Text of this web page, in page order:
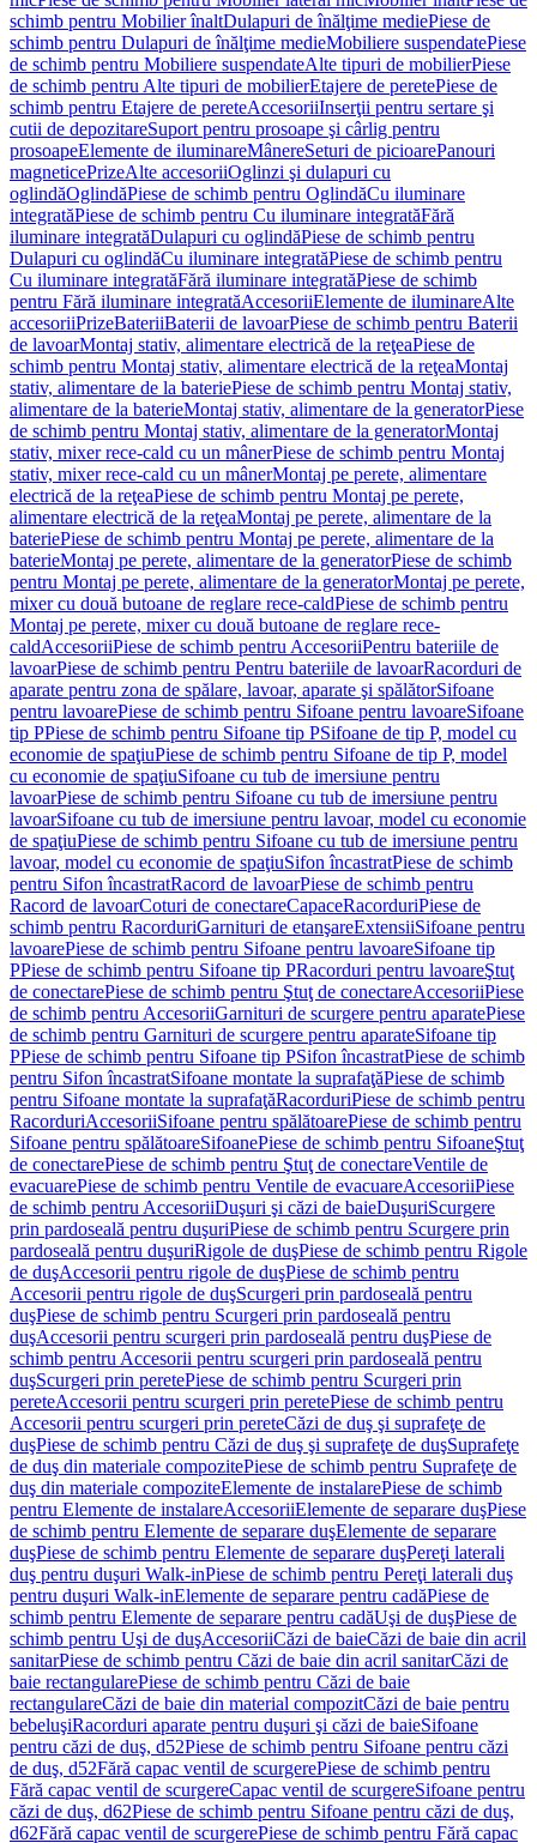
schimb pentru Mobilier înaltDulapuri de înălţime mediePiese de
schimb pentru Dulapuri de înălţime medieMobiliere suspendatePiese
de schimb pentru Mobiliere suspendateAlte tipuri de mobilierPiese
de schimb pentru Alte tipuri de mobilierEtajere de peretePiese de
schimb pentru Etajere de pereteAccesoriiInserţii pentru sertare şi
cutii de depozitareSuport pentru prosoape şi cârlig pentru
prosoapeElemente de iluminareMânereSeturi de picioarePanouri
magneticePrizeAlte accesoriiOglinzi şi dulapuri cu
oglindăOglindăPiese de schimb pentru OglindăCu iluminare
integratăPiese de schimb pentru Cu iluminare integratăFără
iluminare integratăDulapuri cu oglindăPiese de schimb pentru
Dulapuri cu oglindăCu iluminare integratăPiese de schimb pentru
Cu iluminare integratăFără iluminare integratăPiese de schimb
pentru Fără iluminare integratăAccesoriiElemente de iluminareAlte
accesoriiPrizeBateriiBaterii de lavoarPiese de schimb pentru Baterii
de lavoarMontaj stativ, alimentare electrică de la reţeaPiese de
schimb pentru Montaj stativ, alimentare electrică de la reţeaMontaj
stativ, alimentare de la bateriePiese de schimb pentru Montaj stativ,
alimentare de la baterieMontaj stativ, alimentare de la generatorPiese
de schimb pentru Montaj stativ, alimentare de la generatorMontaj
stativ, mixer rece-cald cu un mânerPiese de schimb pentru Montaj
stativ, mixer rece-cald cu un mânerMontaj pe perete, alimentare
electrică de la reţeaPiese de schimb pentru Montaj pe perete,
alimentare electrică de la reţeaMontaj pe perete, alimentare de la
bateriePiese de schimb pentru Montaj pe perete, alimentare de la
baterieMontaj pe perete, alimentare de la generatorPiese de schimb
pentru Montaj pe perete, alimentare de la generatorMontaj pe perete,
mixer cu două butoane de reglare rece-caldPiese de schimb pentru
Montaj pe perete, mixer cu două butoane de reglare rece-
caldAccesoriiPiese de schimb pentru AccesoriiPentru bateriile de
lavoarPiese de schimb pentru Pentru bateriile de lavoarRacorduri de
aparate pentru zona de spălare, lavoar, aparate şi spălătorSifoane
pentru lavoarePiese de schimb pentru Sifoane pentru lavoareSifoane
tip PPiese de schimb pentru Sifoane tip PSifoane de tip P, model cu
economie de spaţiuPiese de schimb pentru Sifoane de tip P, model
cu economie de spaţiuSifoane cu tub de imersiune pentru
lavoarPiese de schimb pentru Sifoane cu tub de imersiune pentru
lavoarSifoane cu tub de imersiune pentru lavoar, model cu economie
de spaţiuPiese de schimb pentru Sifoane cu tub de imersiune pentru
lavoar, model cu economie de spaţiuSifon încastratPiese de schimb
pentru Sifon încastratRacord de lavoarPiese de schimb pentru
Racord de lavoarCoturi de conectareCapaceRacorduriPiese de
schimb pentru RacorduriGarnituri de etanşareExtensiiSifoane pentru
lavoarePiese de schimb pentru Sifoane pentru lavoareSifoane tip
PPiese de schimb pentru Sifoane tip PRacorduri pentru lavoareŞtuţ
de conectarePiese de schimb pentru Ştuţ de conectareAccesoriiPiese
de schimb pentru AccesoriiGarnituri de scurgere pentru aparatePiese
de schimb pentru Garnituri de scurgere pentru aparateSifoane tip
PPiese de schimb pentru Sifoane tip PSifon încastratPiese de schimb
pentru Sifon încastratSifoane montate la suprafaţăPiese de schimb
pentru Sifoane montate la suprafaţăRacorduriPiese de schimb pentru
RacorduriAccesoriiSifoane pentru spălătoarePiese de schimb pentru
Sifoane pentru spălătoareSifoanePiese de schimb pentru SifoaneŞtuţ
de conectarePiese de schimb pentru Ştuţ de conectareVentile de
evacuarePiese de schimb pentru Ventile de evacuareAccesoriiPiese
de schimb pentru AccesoriiDuşuri şi căzi de baieDuşuriScurgere
prin pardoseală pentru duşuriPiese de schimb pentru Scurgere prin
pardoseală pentru duşuriRigole de duşPiese de schimb pentru Rigole
de duşAccesorii pentru rigole de duşPiese de schimb pentru
Accesorii pentru rigole de duşScurgeri prin pardoseală pentru
duşPiese de schimb pentru Scurgeri prin pardoseală pentru
duşAccesorii pentru scurgeri prin pardoseală pentru duşPiese de
schimb pentru Accesorii pentru scurgeri prin pardoseală pentru
duşScurgeri prin peretePiese de schimb pentru Scurgeri prin
pereteAccesorii pentru scurgeri prin peretePiese de schimb pentru
Accesorii pentru scurgeri prin pereteCăzi de duş şi suprafeţe de
duşPiese de schimb pentru Căzi de duş şi suprafeţe de duşSuprafeţe
de duş din materiale compozitePiese de schimb pentru Suprafeţe de
duş din materiale compoziteElemente de instalarePiese de schimb
pentru Elemente de instalareAccesoriiElemente de separare duşPiese
de schimb pentru Elemente de separare duşElemente de separare
duşPiese de schimb pentru Elemente de separare duşPereţi laterali
duş pentru duşuri Walk-inPiese de schimb pentru Pereţi laterali duş
pentru duşuri Walk-inElemente de separare pentru cadăPiese de
schimb pentru Elemente de separare pentru cadăUşi de duşPiese de
schimb pentru Uşi de duşAccesoriiCăzi de baieCăzi de baie din acril
sanitarPiese de schimb pentru Căzi de baie din acril sanitarCăzi de
baie rectangularePiese de schimb pentru Căzi de baie
rectangulareCăzi de baie din material compozitCăzi de baie pentru
bebeluşiRacorduri aparate pentru duşuri şi căzi de baieSifoane
pentru căzi de duş, d52Piese de schimb pentru Sifoane pentru căzi
de duş, d52Fără capac ventil de scurgerePiese de schimb pentru
Fără capac ventil de scurgereCapac ventil de scurgereSifoane pentru
căzi de duş, d62Piese de schimb pentru Sifoane pentru căzi de duş,
d62Fără capac ventil de scurgerePiese de schimb pentru Fără capac